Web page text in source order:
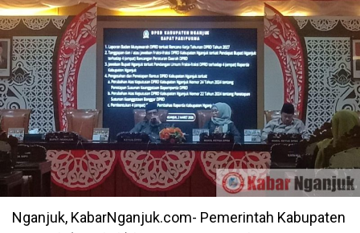
Nganjuk, KabarNganjuk.com- Pemerintah Kabupaten